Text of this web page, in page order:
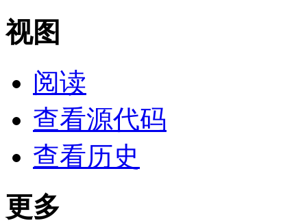
视图
阅读
查看源代码
查看历史
更多